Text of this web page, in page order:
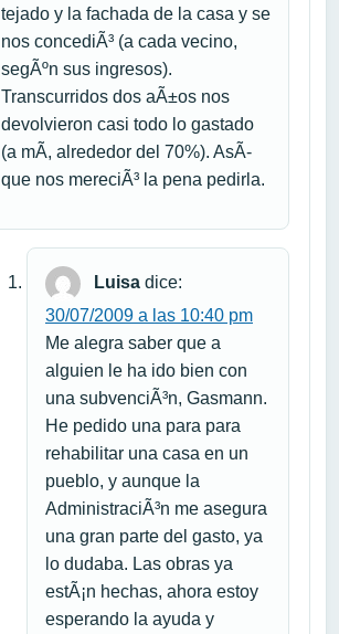
tejado y la fachada de la casa y se
nos concediÃ³ (a cada vecino,
segÃºn sus ingresos).
Transcurridos dos aÃ±os nos
devolvieron casi todo lo gastado
(a mÃ­, alrededor del 70%). AsÃ­
que nos mereciÃ³ la pena pedirla.
Luisa dice:
30/07/2009 a las 10:40 pm
Me alegra saber que a
alguien le ha ido bien con
una subvenciÃ³n, Gasmann.
He pedido una para para
rehabilitar una casa en un
pueblo, y aunque la
AdministraciÃ³n me asegura
una gran parte del gasto, ya
lo dudaba. Las obras ya
estÃ¡n hechas, ahora estoy
esperando la ayuda y